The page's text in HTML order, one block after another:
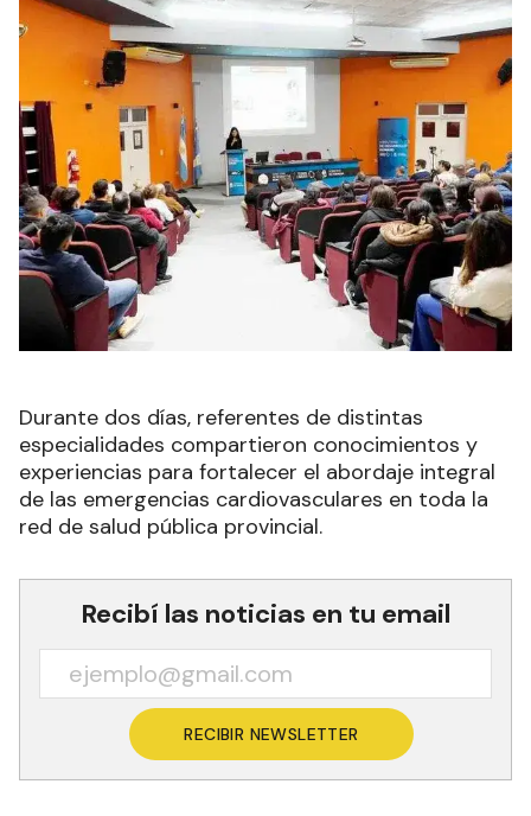
Durante dos días, referentes de distintas
especialidades compartieron conocimientos y
experiencias para fortalecer el abordaje integral
de las emergencias cardiovasculares en toda la
red de salud pública provincial.
Recibí las noticias en tu email
RECIBIR NEWSLETTER